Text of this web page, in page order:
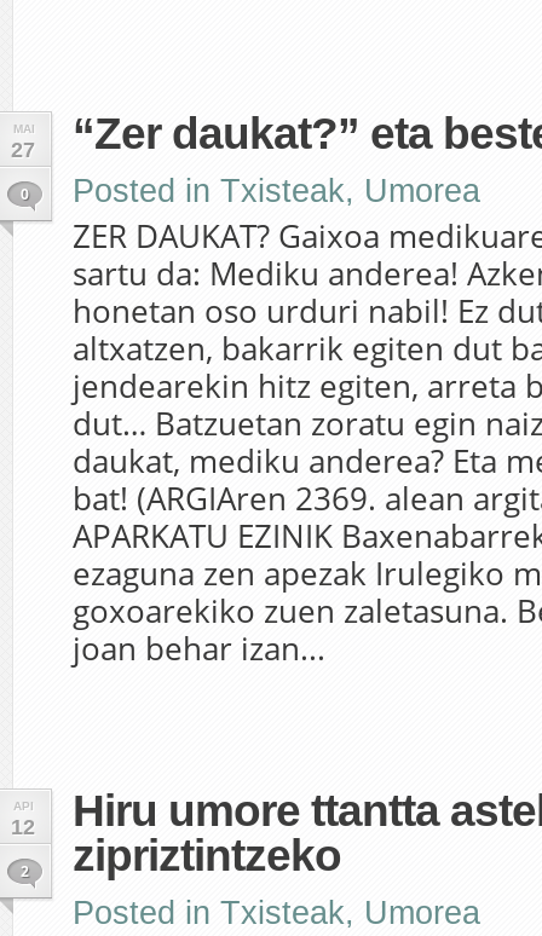
MAI
27
0
“Zer daukat?” eta
Posted in Txisteak, Umorea
ZER DAUKAT? Gaixoa
sartu da: Mediku anderea!
honetan oso urduri nabil! Ez
altxatzen, bakarrik egiten dut
jendearekin hitz egiten, arreta
dut… Batzuetan zoratu egin
daukat, mediku anderea? Eta
bat! (ARGIAren 2369. alean
APARKATU EZINIK
ezaguna zen apezak Irulegiko
goxoarekiko zuen zaletasuna.
joan behar izan...
API
12
2
Hiru umore ttantta
zipriztintzeko
Posted in Txisteak, Umorea